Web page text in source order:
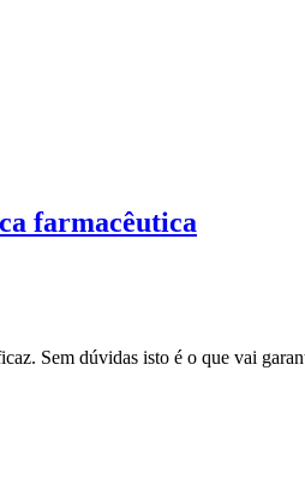
farmacêutica
Sem dúvidas isto é o que vai